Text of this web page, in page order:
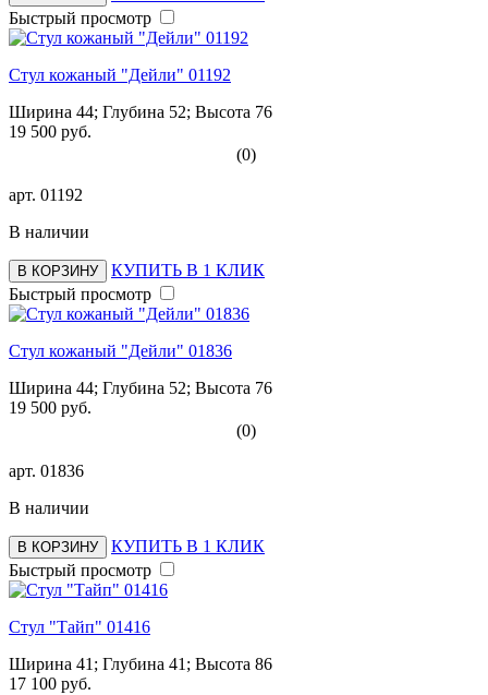
Быстрый просмотр
Стул кожаный "Дейли" 01192
Ширина 44; Глубина 52; Высота 76
19 500 руб.
(0)
арт. 01192
В наличии
В КОРЗИНУ
КУПИТЬ В 1 КЛИК
Быстрый просмотр
Стул кожаный "Дейли" 01836
Ширина 44; Глубина 52; Высота 76
19 500 руб.
(0)
арт. 01836
В наличии
В КОРЗИНУ
КУПИТЬ В 1 КЛИК
Быстрый просмотр
Стул "Тайп" 01416
Ширина 41; Глубина 41; Высота 86
17 100 руб.